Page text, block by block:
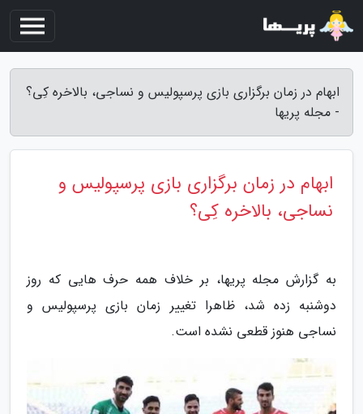
ابهام در زمان برگزاری بازی پرسپولیس و نساجی، بالاخره کِی؟
- مجله پریها
ابهام در زمان برگزاری بازی پرسپولیس و
نساجی، بالاخره کِی؟
به گزارش مجله پریها، بر خلاف همه حرف هایی که روز
دوشنبه زده شد، ظاهرا تغییر زمان بازی پرسپولیس و
نساجی هنوز قطعی نشده است.